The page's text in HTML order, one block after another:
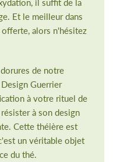
il suffit de la
Et le meilleur dans
alors n'hésitez
de notre
Guerrier
à votre rituel de
à son design
Cette théière est
un véritable objet
du thé.